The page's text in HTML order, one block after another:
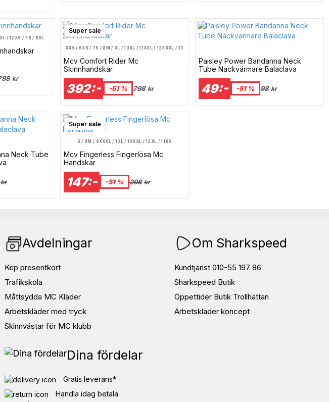
/ 12 XS / 7 S / 8 XL
kr
Super sale
XXS / 6 XS / 7 S / 8 M / 9 L / 10 XL / 11 XXL / 12 XXXL / 13
Mcv Comfort Rider Mc
Skinnhandskar
392:- -51 % 798 kr
Paisley Power Bandanna Neck
Tube Nackvärmare Balaclava
49:- -51 % 98 kr
Neck Tube
kr
Super sale
S / 8 M / 9 XXXL / 13 L / 10 XXL / 12 XL / 11 XS
Mcv Fingerless Fingerlösa Mc
Handskar
147:- -51 % 298 kr
Avdelningar
Köp presentkort
Trafikskola
Måttsydda MC Kläder
Arbetskläder med tryck
Skinnvästar för MC klubb
Om Sharkspeed
Kundtjänst 010-55 197 86
Sharkspeed Butik
Öppettider Butik Trollhättan
Arbetskläder koncept
Dina fördelar
Gratis leverans*
Handla idag betala